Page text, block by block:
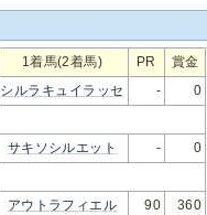
1着馬(2着馬) PR
賞金
シルラキュイラッセ - 0
サキソシルエット - 0
アウトラフィエル 90 360